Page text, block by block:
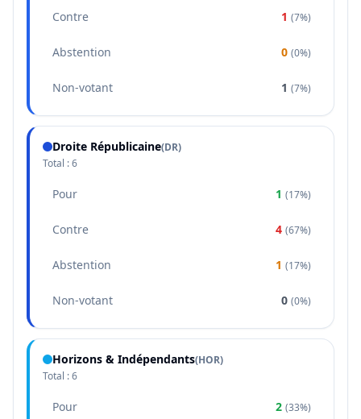
Contre 1 (7%)
Abstention 0 (0%)
Non-votant 1 (7%)
Droite Républicaine(DR)
Total :6
Pour 1 (17%)
Contre 4 (67%)
Abstention 1 (17%)
Non-votant 0 (0%)
Horizons & Indépendants(HOR)
Total :6
Pour 2 (33%)